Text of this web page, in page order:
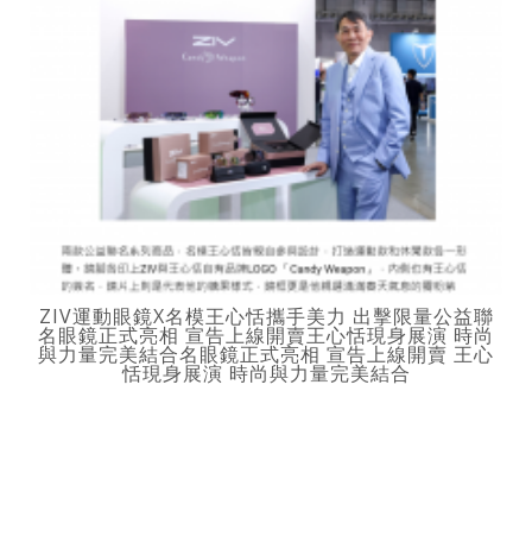
ZIV運動眼鏡X名模王心恬攜手美力 出擊限量公益聯
名眼鏡正式亮相 宣告上線開賣王心恬現身展演 時尚
與力量完美結合名眼鏡正式亮相 宣告上線開賣 王心
恬現身展演 時尚與力量完美結合